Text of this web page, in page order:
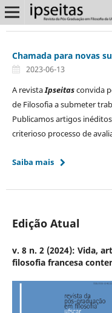
Chamada para novas
2023-06-13
A revistaIpseitasconvida
de Filosofia a submeter
Publicamos artigos
criterioso processo de
Saiba mais
Edição Atual
v. 8 n. 2 (2024): Vida,
filosofia francesa